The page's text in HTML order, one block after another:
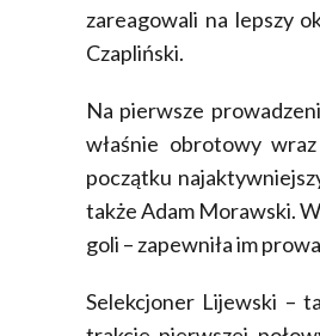
zareagowali na lepszy
Czapliński.
Na pierwsze
właśnie obrotowy
początku
także Adam Morawski.
goli – zapewniła im
Selekcjoner Lijewski –